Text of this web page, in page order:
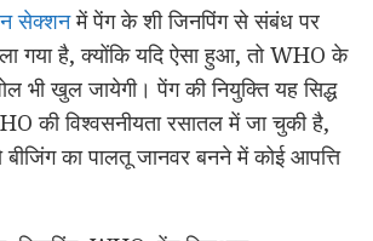
सेक्शनमें पेंग के शी जिनपिंग से संबंध पर
गया है, क्योंकि यदि ऐसा हुआ, तो WHO के
भी खुल जायेगी। पेंग की नियुक्ति यह सिद्ध
की विश्वसनीयता रसातल में जा चुकी है,
का पालतू जानवर बनने में कोई आपत्ति